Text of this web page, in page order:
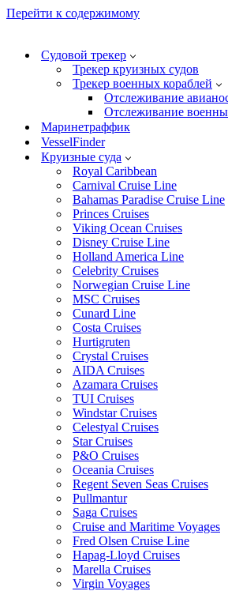
Перейти к содержимому
Судовой трекер
Трекер круизных судов
Трекер военных кораблей
Отслеживание
Отслеживание
Маринетраффик
VesselFinder
Круизные суда
Royal Caribbean
Carnival Cruise Line
Bahamas Paradise Cruise Line
Princes Cruises
Viking Ocean Cruises
Disney Cruise Line
Holland America Line
Celebrity Cruises
Norwegian Cruise Line
MSC Cruises
Cunard Line
Costa Cruises
Hurtigruten
Crystal Cruises
AIDA Cruises
Azamara Cruises
TUI Cruises
Windstar Cruises
Celestyal Cruises
Star Cruises
P&O Cruises
Oceania Cruises
Regent Seven Seas Cruises
Pullmantur
Saga Cruises
Cruise and Maritime Voyages
Fred Olsen Cruise Line
Hapag-Lloyd Cruises
Marella Cruises
Virgin Voyages